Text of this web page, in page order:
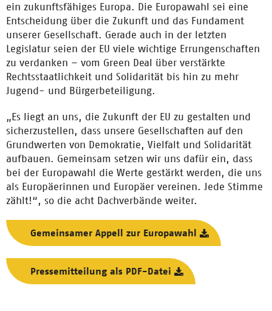
ein zukunftsfähiges Europa. Die Europawahl sei eine
Entscheidung über die Zukunft und das Fundament
unserer Gesellschaft. Gerade auch in der letzten
Legislatur seien der EU viele wichtige Errungenschaften
zu verdanken – vom Green Deal über verstärkte
Rechtsstaatlichkeit und Solidarität bis hin zu mehr
Jugend- und Bürgerbeteiligung.
„Es liegt an uns, die Zukunft der EU zu gestalten und
sicherzustellen, dass unsere Gesellschaften auf den
Grundwerten von Demokratie, Vielfalt und Solidarität
aufbauen. Gemeinsam setzen wir uns dafür ein, dass
bei der Europawahl die Werte gestärkt werden, die uns
als Europäerinnen und Europäer vereinen. Jede Stimme
zählt!“, so die acht Dachverbände weiter.
Gemeinsamer Appell zur Europawahl
Pressemitteilung als PDF-Datei